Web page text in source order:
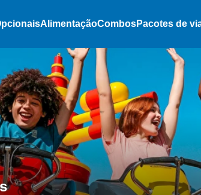
AlimentaçãoCombosPacotes de